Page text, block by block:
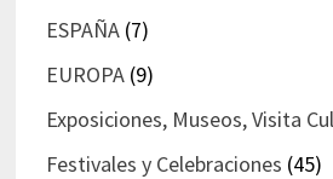
ESPAÑA(7)
EUROPA(9)
Exposiciones, Museos, Visita
Festivales y Celebraciones (45)